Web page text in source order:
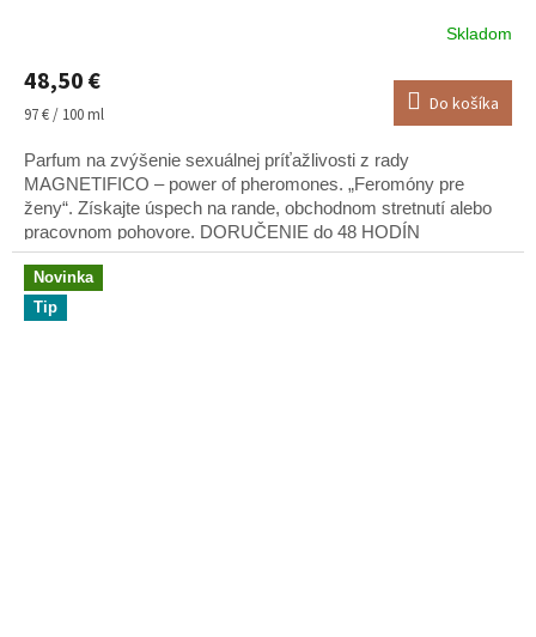
Skladom
48,50 €
Jednotková
97 € / 100 ml Do košíka
Parfum na zvýšenie sexuálnej príťažlivosti z rady
MAGNETIFICO – power of pheromones. „Feromóny pre
ženy“. Získajte úspech na rande, obchodnom stretnutí alebo
pracovnom pohovore. DORUČENIE do 48 HODÍN
Novinka
Tip